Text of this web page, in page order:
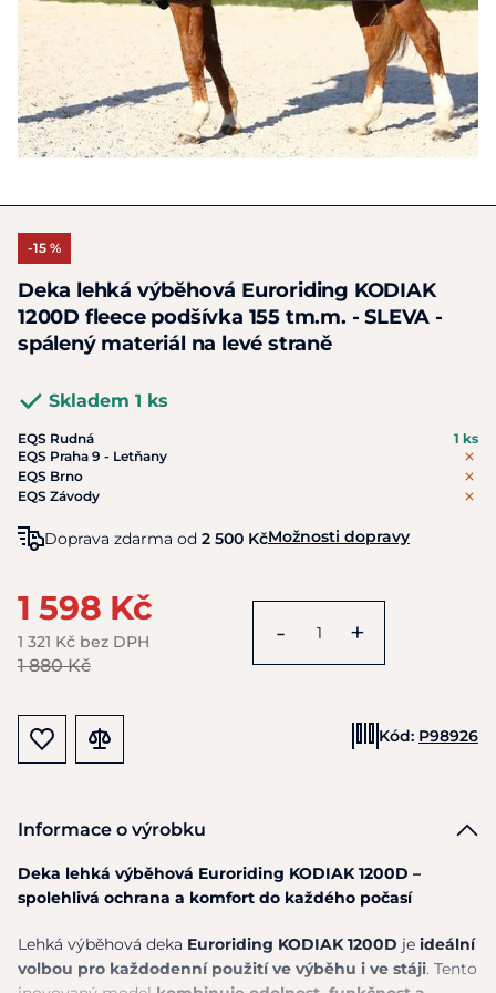
-15 %
Deka lehká výběhová Euroriding KODIAK
1200D fleece podšívka 155 tm.m. - SLEVA -
spálený materiál na levé straně
Skladem 1 ks
EQS Rudná
1 ks
EQS Praha 9 - Letňany
EQS Brno
EQS Závody
Doprava zdarma od 2 500 KčMožnosti dopravy
1 598 Kč
1 321 Kč bez DPH
1 880 Kč
- +
Kód: P98926
Informace o výrobku
Deka lehká výběhová Euroriding KODIAK 1200D –
spolehlivá ochrana a komfort do každého počasí
Lehká výběhová deka Euroriding KODIAK 1200D je ideální
volbou pro každodenní použití ve výběhu i ve stáji. Tento